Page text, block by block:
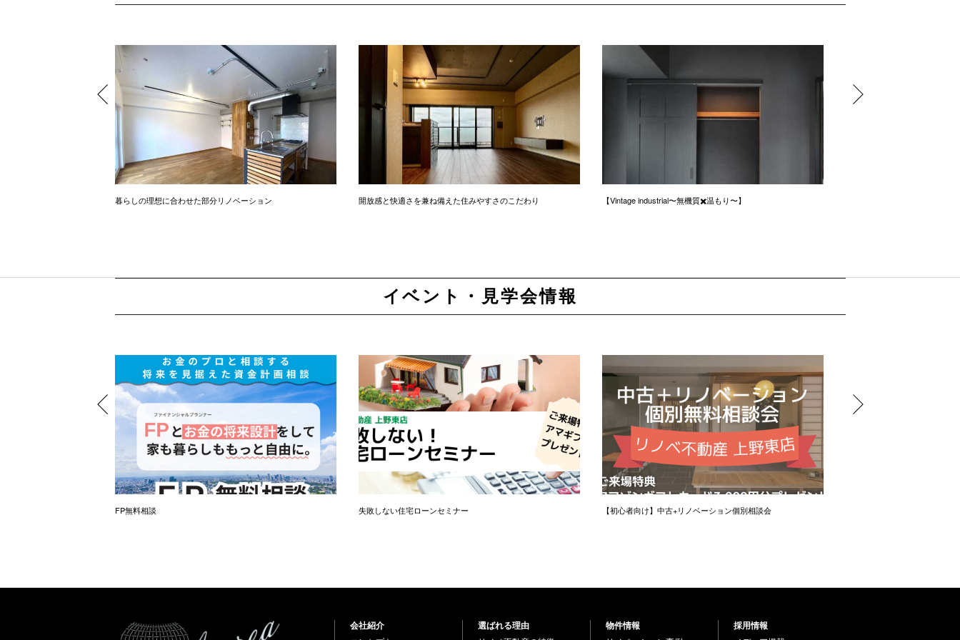
暮らしの理想に合わせた部分リノベーション 開放感と快適さを兼ね備えた住みやすさのこだわり 【Vintage industrial〜無機質✖️温もり〜】
イベント・見学会情報
FP無料相談 失敗しない住宅ローンセミナー 【初心者向け】中古+リノベーション個別相談会
会社紹介
選ばれる理由
物件情報
採用情報